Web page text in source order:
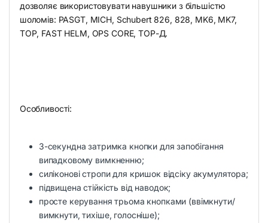
дозволяє використовувати навушники з більшістю
шоломів: PASGT, MICH, Schubert 826, 828, MK6, MK7,
ТОР, FAST HELM, OPS CORE, ТОР-Д.
Особливості:
3-секундна затримка кнопки для запобігання
випадковому вимкненню;
силіконові стропи для кришок відсіку акумулятора;
підвищена стійкість від наводок;
просте керування трьома кнопками (ввімкнути/
вимкнути, тихіше, голосніше);